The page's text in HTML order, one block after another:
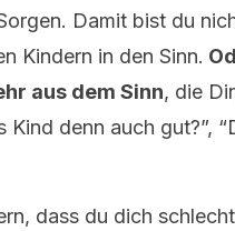
Damit bist du
Kindern in den Sinn.
aus dem Sinn, die
Kind denn auch gut?”,
dass du dich